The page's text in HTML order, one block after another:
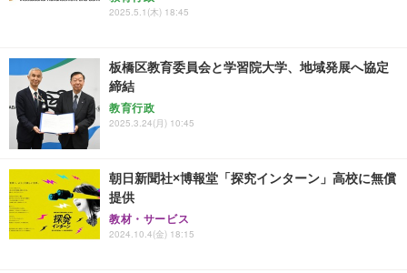
2025.5.1(木) 18:45
板橋区教育委員会と学習院大学、地域発展へ協定
締結
教育行政
2025.3.24(月) 10:45
朝日新聞社×博報堂「探究インターン」高校に無償
提供
教材・サービス
2024.10.4(金) 18:15